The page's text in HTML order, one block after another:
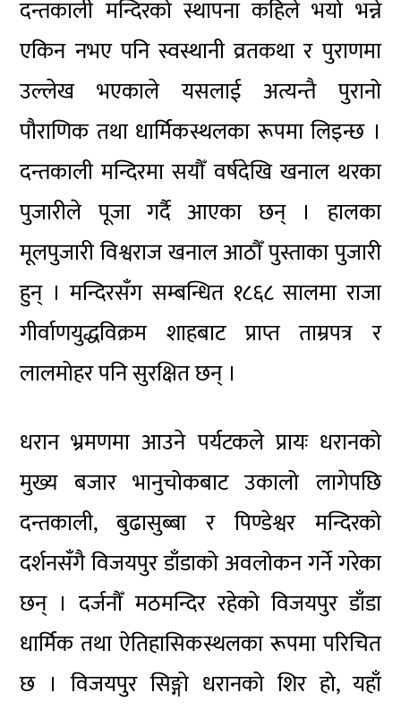
दन्तकाली मन्दिरको स्थापना कहिले भयो भन्ने
एकिन नभए पनि स्वस्थानी व्रतकथा र पुराणमा
उल्लेख भएकाले यसलाई अत्यन्तै पुरानो
पौराणिक तथा धार्मिकस्थलका रूपमा लिइन्छ ।
दन्तकाली मन्दिरमा सयौँ वर्षदेखि खनाल थरका
पुजारीले पूजा गर्दै आएका छन् । हालका
मूलपुजारी विश्वराज खनाल आठौँ पुस्ताका पुजारी
हुन् । मन्दिरसँग सम्बन्धित १८६८ सालमा राजा
गीर्वाणयुद्धविक्रम शाहबाट प्राप्त ताम्रपत्र र
लालमोहर पनि सुरक्षित छन् ।
धरान भ्रमणमा आउने पर्यटकले प्रायः धरानको
मुख्य बजार भानुचोकबाट उकालो लागेपछि
दन्तकाली, बुढासुब्बा र पिण्डेश्वर मन्दिरको
दर्शनसँगै विजयपुर डाँडाको अवलोकन गर्ने गरेका
छन् । दर्जनौँ मठमन्दिर रहेको विजयपुर डाँडा
धार्मिक तथा ऐतिहासिकस्थलका रूपमा परिचित
छ । विजयपुर सिङ्गो धरानको शिर हो, यहाँ